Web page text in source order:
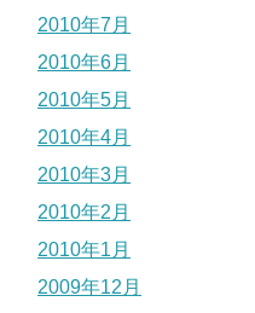
2010年7月
2010年6月
2010年5月
2010年4月
2010年3月
2010年2月
2010年1月
2009年12月